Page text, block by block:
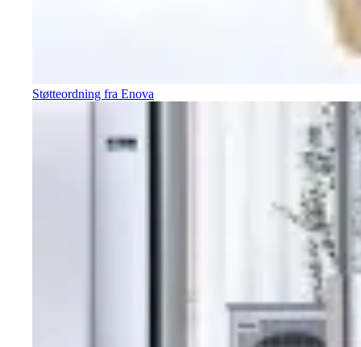
Støtteordning fra Enova